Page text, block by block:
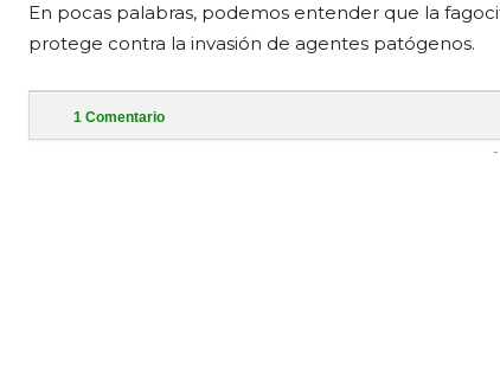
En pocas palabras, podemos entender que la
protege contra la invasión de agentes patógenos.
1 Comentario
-